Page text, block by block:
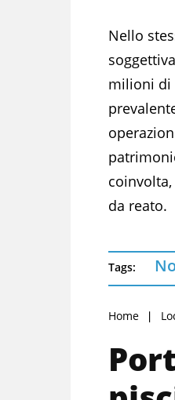
Nello
milioni di
da reato.
Tags:
Home